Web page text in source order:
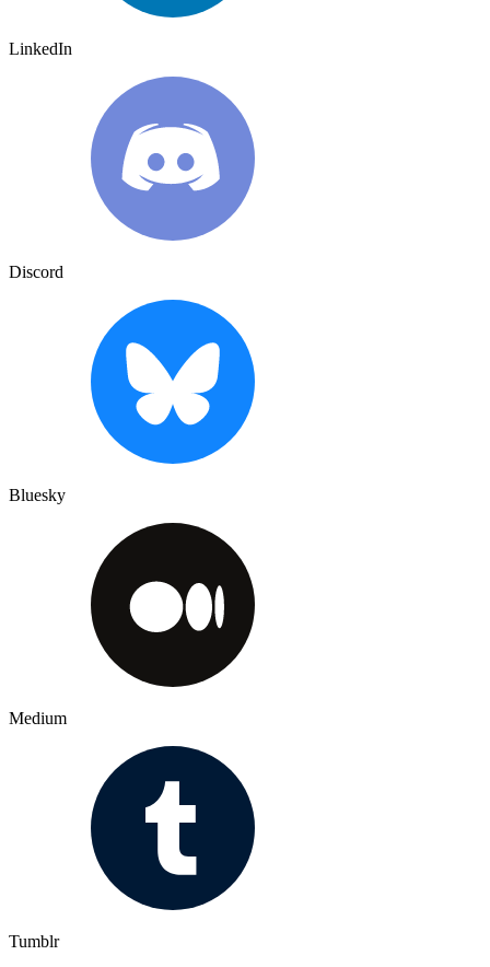
LinkedIn
Discord
Bluesky
Medium
Tumblr